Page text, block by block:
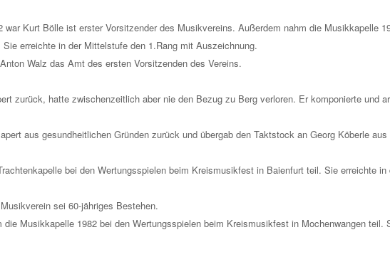
war Kurt Bölle ist erster Vorsitzender des Musikvereins. Außerdem nahm die Musikkapelle
Sie erreichte in der Mittelstufe den 1.Rang mit Auszeichnung.
Walz das Amt des ersten Vorsitzenden des Vereins.
zurück, hatte zwischenzeitlich aber nie den Bezug zu Berg verloren. Er komponierte und
aus gesundheitlichen Gründen zurück und übergab den Taktstock an Georg Köberle aus
bei den Wertungsspielen beim Kreismusikfest in Baienfurt teil. Sie erreichte
sei 60-jähriges Bestehen.
die Musikkapelle 1982 bei den Wertungsspielen beim Kreismusikfest in Mochenwangen